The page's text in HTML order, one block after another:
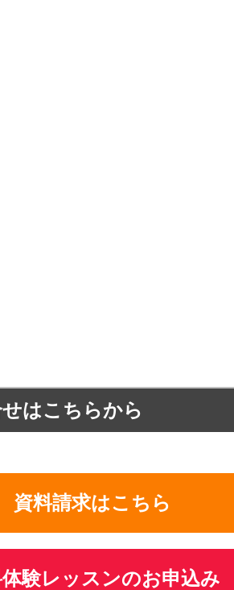
はこちらから
資料請求はこちら
験レッスンのお申込み